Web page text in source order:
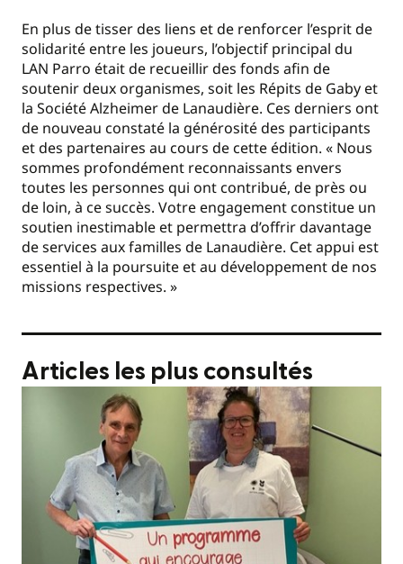
En plus de tisser des liens et de renforcer l’esprit de
solidarité entre les joueurs, l’objectif principal du
LAN Parro était de recueillir des fonds afin de
soutenir deux organismes, soit les Répits de Gaby et
la Société Alzheimer de Lanaudière. Ces derniers ont
de nouveau constaté la générosité des participants
et des partenaires au cours de cette édition. « Nous
sommes profondément reconnaissants envers
toutes les personnes qui ont contribué, de près ou
de loin, à ce succès. Votre engagement constitue un
soutien inestimable et permettra d’offrir davantage
de services aux familles de Lanaudière. Cet appui est
essentiel à la poursuite et au développement de nos
missions respectives. »
Articles les plus consultés